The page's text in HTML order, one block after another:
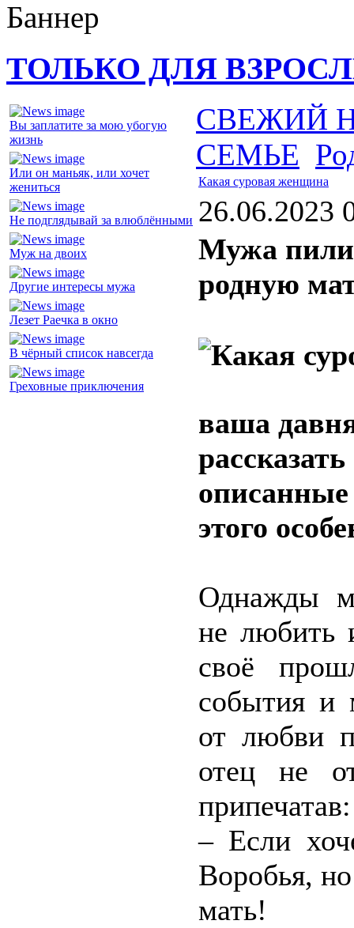
ТОЛЬКО ДЛЯ
Вы заплатите за мою убогую
жизнь
Или он маньяк, или хочет
жениться
Не подглядывай за влюблёнными
Муж на двоих
Другие интересы мужа
Лезет Раечка в окно
В чёрный список навсегда
Греховные приключения
СВЕЖИЙ
СЕМЬЕ
Какая суровая женщина
26.06.2023
Мужа
родную
ваша
этого
Однажды
не любить
своё
события и
от любви
отец не
припечатав:
– Если
Воробья,
мать!